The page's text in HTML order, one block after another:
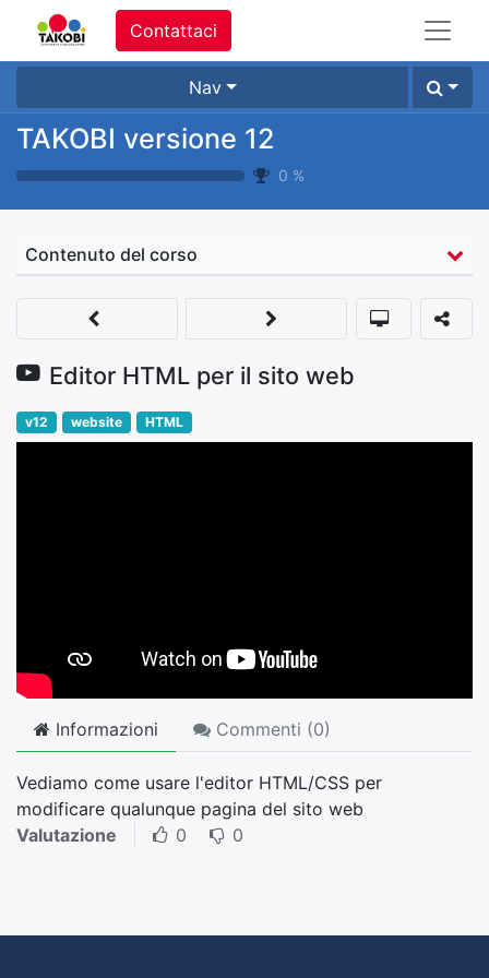
Contattaci
Nav
TAKOBI versione 12
0 %
Contenuto del corso
Editor HTML per il sito web
v12 website HTML
Informazioni Commenti (0)
Vediamo come usare l'editor HTML/CSS per
modificare qualunque pagina del sito web
Valutazione
0 0